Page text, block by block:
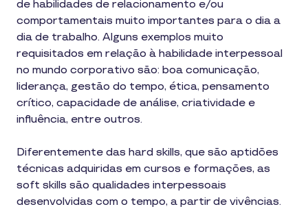
de habilidades de relacionamento e/ou
comportamentais muito importantes para o dia a
dia de trabalho. Alguns exemplos muito
requisitados em relação à habilidade interpessoal
no mundo corporativo são: boa comunicação,
liderança, gestão do tempo, ética, pensamento
crítico, capacidade de análise, criatividade e
influência, entre outros.
Diferentemente das hard skills, que são aptidões
técnicas adquiridas em cursos e formações, as
soft skills são qualidades interpessoais
desenvolvidas com o tempo, a partir de vivências.